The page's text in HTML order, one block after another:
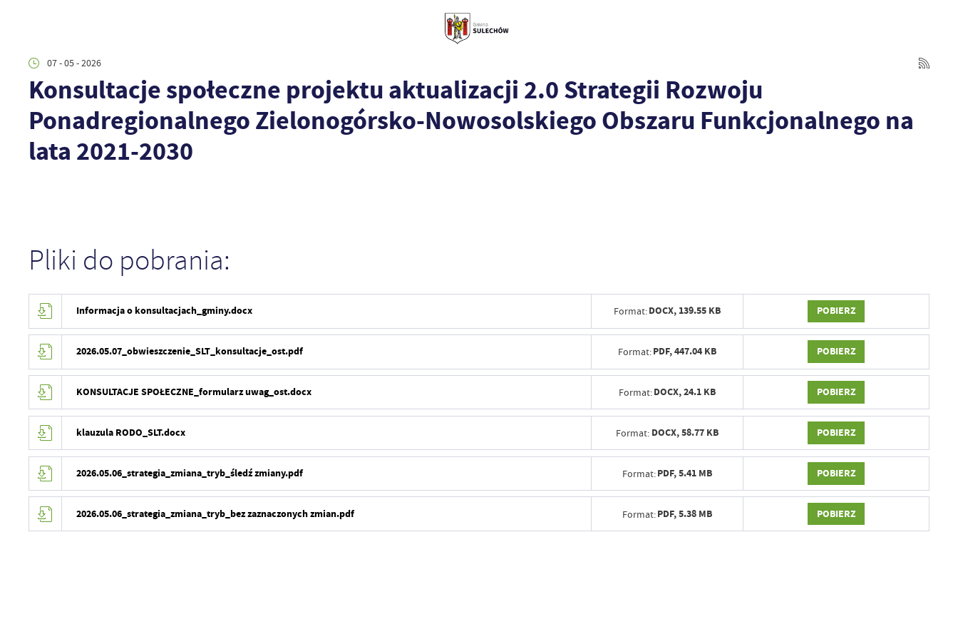
07 - 05 - 2026
Konsultacje społeczne projektu aktualizacji 2.0 Strategii Rozwoju
Ponadregionalnego Zielonogórsko-Nowosolskiego Obszaru Funkcjonalnego na
lata 2021-2030
Pliki do pobrania:
Informacja o konsultacjach_gminy.docx Format:DOCX, 139.55 KB POBIERZ
2026.05.07_obwieszczenie_SLT_konsultacje_ost.pdf Format:PDF,447.04 KB POBIERZ
KONSULTACJE SPOŁECZNE_formularz uwag_ost.docx Format:DOCX,24.1 KB POBIERZ
klauzula RODO_SLT.docx Format: DOCX,58.77 KB POBIERZ
2026.05.06_strategia_zmiana_tryb_śledź zmiany.pdf Format:PDF,5.41 MB POBIERZ
2026.05.06_strategia_zmiana_tryb_bez zaznaczonych zmian.pdf Format:PDF,5.38 MB POBIERZ